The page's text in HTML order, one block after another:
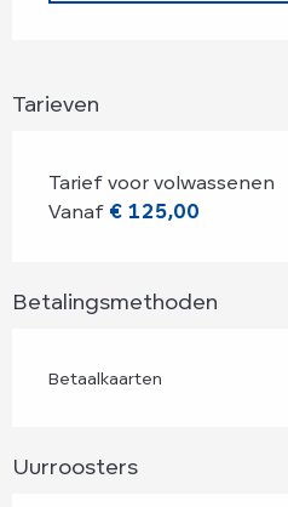
Tarieven
Tarief voor volwassenen
Vanaf € 125,00
Betalingsmethoden
Betaalkaarten
Uurroosters